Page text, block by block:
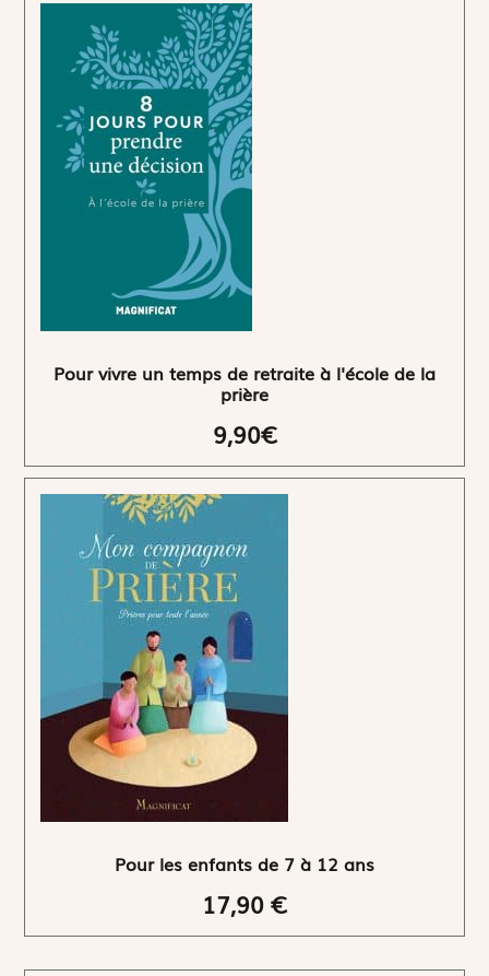
Pour vivre un temps de retraite à l'école de la
prière
9,90€
Pour les enfants de 7 à 12 ans
17,90 €